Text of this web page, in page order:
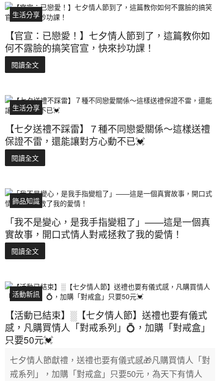
生活分享
【官宣：已戀愛！】七夕情人節到了，這篇教你如
何不露臉的搞笑官宣，快來抄功課！
閱讀全文
生活分享
【七夕送禮不踩雷】７種不同戀愛關係～這樣送禮
保證不雷，還能讓對方心動不已💓
閱讀全文
飾品知識
「我不是變心，是我手指變粗了」——這是一個真
實故事，開口式情人對戒拯救了我的愛情！
閱讀全文
活動新訊
【活動已結束】░【七夕情人節】送禮也要有儀式
感，凡購買情人「對戒系列」💍，加購「對戒盒」
只要50元💓
七夕情人節獻禮，送禮也要有儀式感🎁凡購買情人「對
戒系列」，加購「對戒盒」只要50元，為天下有情人